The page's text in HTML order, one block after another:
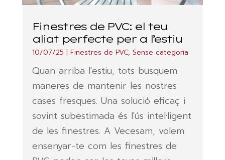
Finestres de PVC: el teu
aliat perfecte per a l’estiu
10/07/25 | Finestres de PVC, Sense categoria
Quan arriba l'estiu, tots busquem
maneres de mantenir les nostres
cases fresques. Una solució eficaç i
sovint subestimada és l'ús intel·ligent
de les finestres. A Vecesam, volem
ensenyar-te com les finestres de